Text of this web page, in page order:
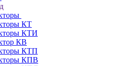
КТ
КТИ
КВ
КТП
КПВ